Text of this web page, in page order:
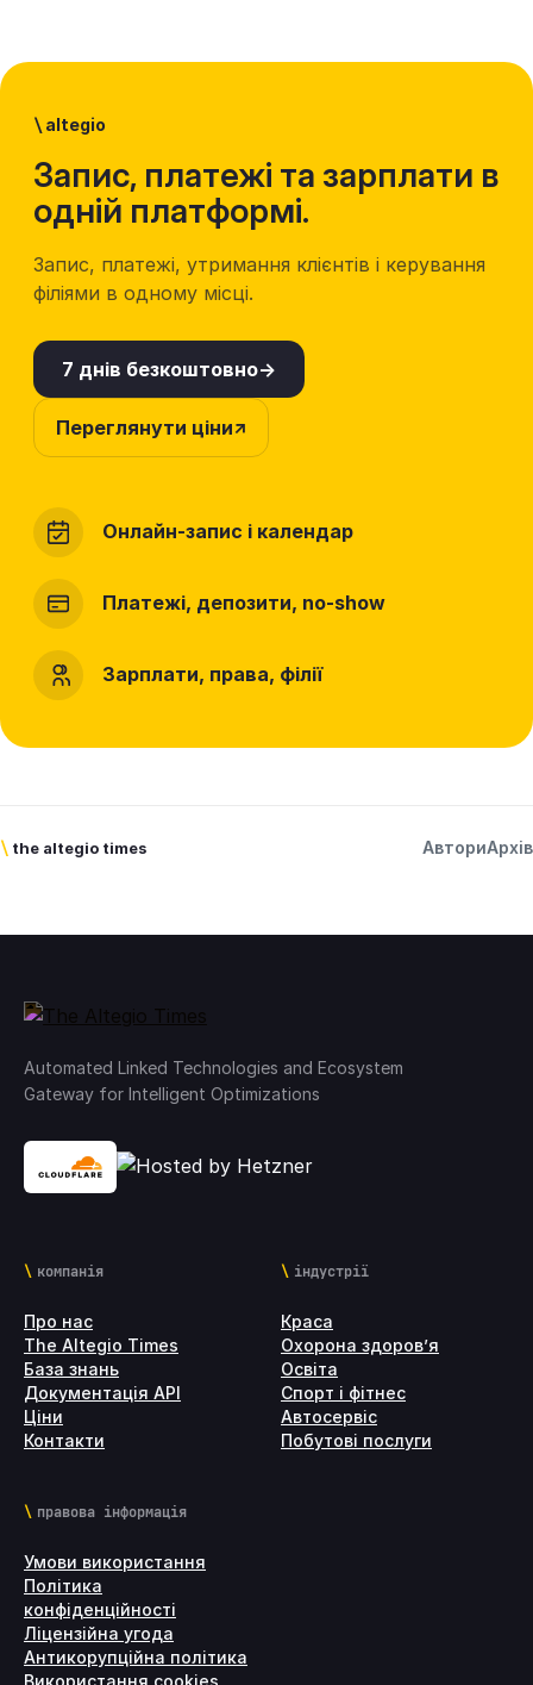
\ altegio
Запис, платежі та зарплати в
одній платформі.
Запис, платежі, утримання клієнтів і керування
філіями в одному місці.
7 днів безкоштовно
Переглянути ціни
Онлайн-запис і календар
Платежі, депозити, no-show
Зарплати, права, філії
\ the altegio times АвториАрхів
Automated Linked Technologies and Ecosystem
Gateway for Intelligent Optimizations
компанія
Про нас
The Altegio Times
База знань
Документація API
Ціни
Контакти
індустрії
Краса
Охорона здоров’я
Освіта
Спорт і фітнес
Автосервіс
Побутові послуги
правова інформація
Умови використання
Політика
конфіденційності
Ліцензійна угода
Антикорупційна політика
Використання cookies